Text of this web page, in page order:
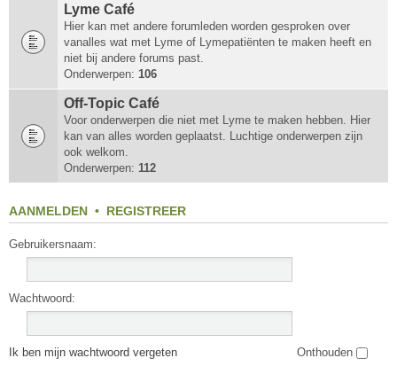
Lyme Café
Hier kan met andere forumleden worden gesproken over
vanalles wat met Lyme of Lymepatiënten te maken heeft en
niet bij andere forums past.
Onderwerpen: 106
Off-Topic Café
Voor onderwerpen die niet met Lyme te maken hebben. Hier
kan van alles worden geplaatst. Luchtige onderwerpen zijn
ook welkom.
Onderwerpen: 112
AANMELDEN • REGISTREER
Gebruikersnaam:
Wachtwoord:
Ik ben mijn wachtwoord vergeten Onthouden